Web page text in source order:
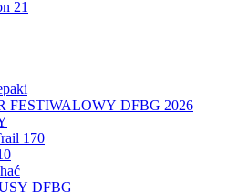
21
FESTIWALOWY DFBG 2026
170
DFBG